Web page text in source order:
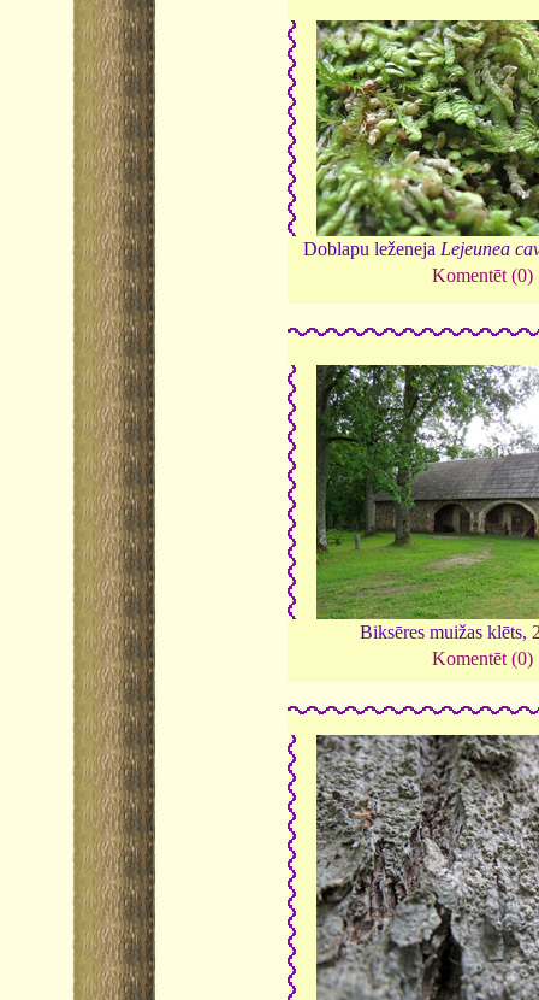
Doblapu leženeja Lejeunea
Komentēt (0)
Biksēres muižas klēts,
Komentēt (0)